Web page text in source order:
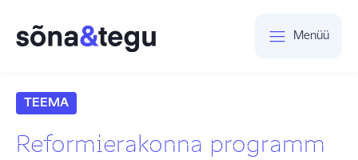
Menüü
TEEMA
Reformierakonna programm